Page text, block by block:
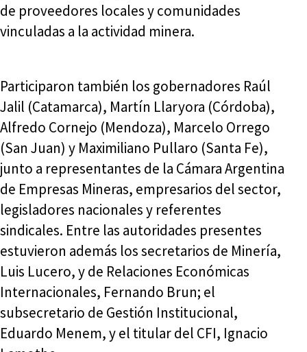
de proveedores locales y comunidades
vinculadas a la actividad minera.
Participaron también los gobernadores Raúl
Jalil (Catamarca), Martín Llaryora (Córdoba),
Alfredo Cornejo (Mendoza), Marcelo Orrego
(San Juan) y Maximiliano Pullaro (Santa Fe),
junto a representantes de la Cámara Argentina
de Empresas Mineras, empresarios del sector,
legisladores nacionales y referentes
sindicales. Entre las autoridades presentes
estuvieron además los secretarios de Minería,
Luis Lucero, y de Relaciones Económicas
Internacionales, Fernando Brun; el
subsecretario de Gestión Institucional,
Eduardo Menem, y el titular del CFI, Ignacio